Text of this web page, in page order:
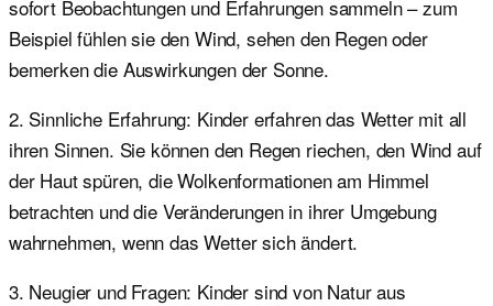
sofort Beobachtungen und Erfahrungen sammeln – zum
Beispiel fühlen sie den Wind, sehen den Regen oder
bemerken die Auswirkungen der Sonne.
2. Sinnliche Erfahrung: Kinder erfahren das Wetter mit all
ihren Sinnen. Sie können den Regen riechen, den Wind auf
der Haut spüren, die Wolkenformationen am Himmel
betrachten und die Veränderungen in ihrer Umgebung
wahrnehmen, wenn das Wetter sich ändert.
3. Neugier und Fragen: Kinder sind von Natur aus